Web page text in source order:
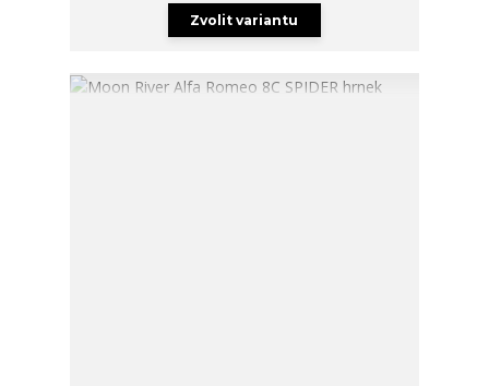
Zvolit variantu